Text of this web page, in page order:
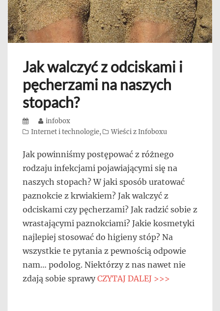
Jak walczyć z odciskami i
pęcherzami na naszych
stopach?
Posted
on
Author
infobox
Categories
Internet i technologie, Wieści z Infoboxu
Jak powinniśmy postępować z różnego
rodzaju infekcjami pojawiającymi się na
naszych stopach? W jaki sposób uratować
paznokcie z krwiakiem? Jak walczyć z
odciskami czy pęcherzami? Jak radzić sobie z
wrastającymi paznokciami? Jakie kosmetyki
najlepiej stosować do higieny stóp? Na
wszystkie te pytania z pewnością odpowie
nam… podolog. Niektórzy z nas nawet nie
zdają sobie sprawy CZYTAJ DALEJ >>>